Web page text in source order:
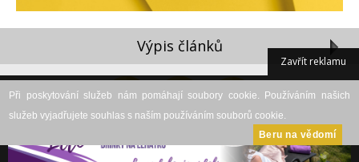
Při poskytování služeb nám pomáhají soubory cookie. Používáním našich
služeb vyjadřujete souhlas s naším používáním souborů cookie.
Beru na vědomí
Zavřít reklamu
Výpis článků
DESKTOP VERZE